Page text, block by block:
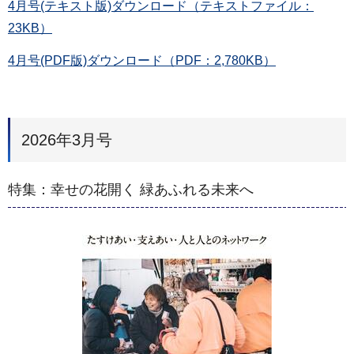
4月号(テキスト版)ダウンロード（テキストファイル：
23KB）
4月号(PDF版)ダウンロード（PDF：2,780KB）
2026年3月号
特集：幸せの花開く 緑あふれる未来へ